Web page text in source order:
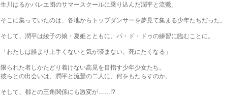
生川はるかバレエ団のサマースクールに乗り込んだ潤平と流鶯。
そこに集っていたのは、各地からトップダンサーを夢見て集まる少年たちだった。
そして、潤平は綾子の娘・夏姫とともに、パ・ド・ドゥの練習に臨むことに。
「わたしは誰より上手くないと気が済まない。死にたくなる」
限られた者しかたどり着けない高見を目指す少年少女たち。
彼らとの出会いは、潤平と流鶯の二人に、何をもたらすのか。
そして、都との三角関係にも激変が……!?